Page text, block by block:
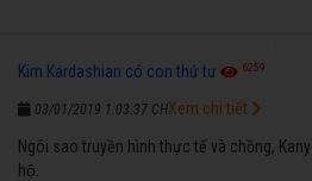
Kim Kardashian có con thứ tư 6259
03/01/2019 1:03:37 CH
Ngôi sao truyền hình thực tế và chồng,
hộ.
Xem chi tiết